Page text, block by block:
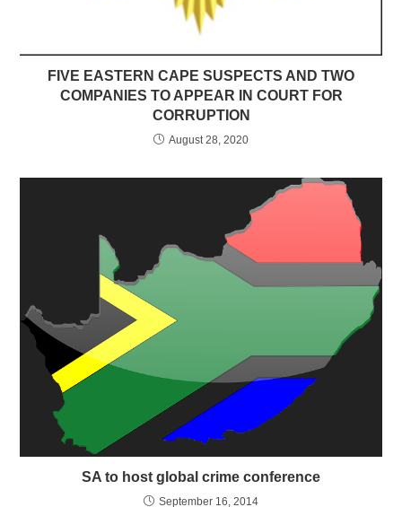
FIVE EASTERN CAPE SUSPECTS AND TWO
COMPANIES TO APPEAR IN COURT FOR
CORRUPTION
August 28, 2020
SA to host global crime conference
September 16, 2014